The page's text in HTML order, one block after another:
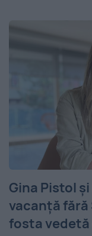
Gina Pistol
vacanță
fosta vedetă